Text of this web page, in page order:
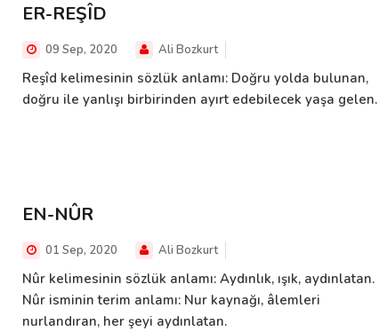
ER-REŞÎD
09 Sep, 2020 Ali Bozkurt
Reşîd kelimesinin sözlük anlamı: Doğru yolda bulunan,
doğru ile yanlışı birbirinden ayırt edebilecek yaşa gelen.
EN-NÛR
01 Sep, 2020 Ali Bozkurt
Nûr kelimesinin sözlük anlamı: Aydınlık, ışık, aydınlatan.
Nûr isminin terim anlamı: Nur kaynağı, âlemleri
nurlandıran, her şeyi aydınlatan.